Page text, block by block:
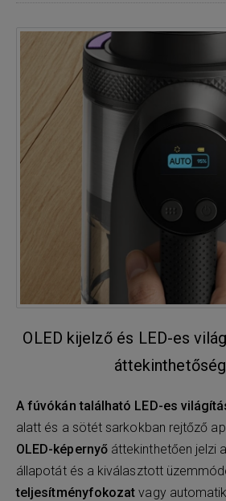
OLED kijelző és LED-es
A fúvókán található LED-es
alatt és a sötét sarkokban rejtőző
OLED-képernyőáttekinthetően jelzi
állapotát és a kiválasztott
teljesítményfokozat vagy